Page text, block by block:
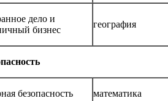
дело и
бизнес
география
безопасность математика